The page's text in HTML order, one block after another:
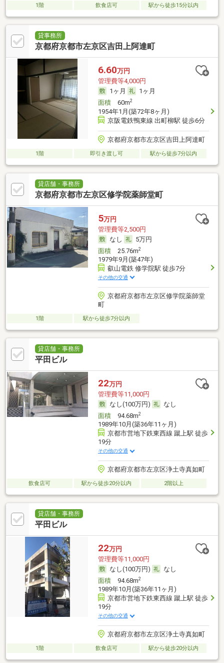
1階 飲食店可 駅から徒歩15分以内
貸事務所
京都府京都市左京区吉田上阿達町
6.60万円
管理費等4,000円
1ヶ月
1ヶ月
面積60m2
1954年1月(築72年8ヶ月)
京阪電鉄鴨東線 出町柳駅 徒歩6分
京都府京都市左京区吉田上阿達町
1階 即引き渡し可 駅から徒歩7分以内
貸店舗・事務所
京都府京都市左京区修学院薬師堂町
5万円
管理費等2,500円
なし
5万円
面積25.76m2
1979年9月(築47年)
叡山電鉄 修学院駅 徒歩7分
その他の交通
京都府京都市左京区修学院薬師堂
町
1階 駅から徒歩7分以内
貸店舗・事務所
平田ビル
22万円
管理費等11,000円
なし(100万円)
なし
面積94.68m2
1989年10月(築36年11ヶ月)
京都市営地下鉄東西線 蹴上駅 徒歩
19分
その他の交通
京都府京都市左京区浄土寺真如町
飲食店可 駅から徒歩20分以内 2階以上
貸店舗・事務所
平田ビル
22万円
管理費等11,000円
なし(100万円)
なし
面積94.68m2
1989年10月(築36年11ヶ月)
京都市営地下鉄東西線 蹴上駅 徒歩
19分
その他の交通
京都府京都市左京区浄土寺真如町
1階 飲食店可 駅から徒歩20分以内